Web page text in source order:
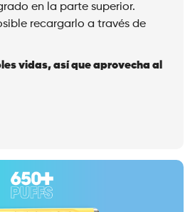
en la parte superior.
recargarlo a través de
vidas, así que aprovecha al